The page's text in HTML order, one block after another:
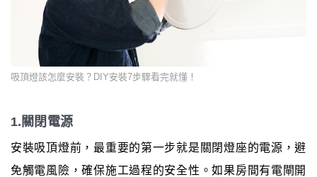
吸頂燈該怎麼安裝？DIY安裝7步驟看完就懂！
1.關閉電源
安裝吸頂燈前，最重要的第一步就是關閉燈座的電源，避
免觸電風險，確保施工過程的安全性。如果房間有電閘開